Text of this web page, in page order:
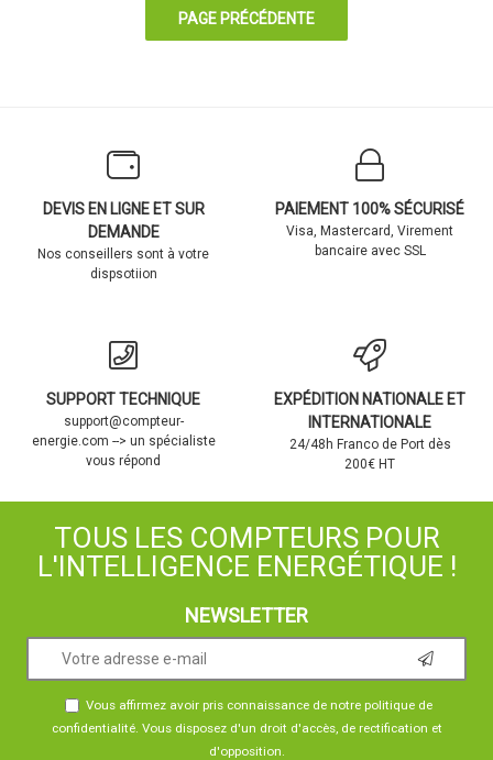
DEVIS EN LIGNE ET SUR
DEMANDE
Nos conseillers sont à votre
dispsotiion
PAIEMENT 100% SÉCURISÉ
Visa, Mastercard, Virement
bancaire avec SSL
SUPPORT TECHNIQUE
support@compteur-
energie.com --> un spécialiste
vous répond
EXPÉDITION NATIONALE ET
INTERNATIONALE
24/48h Franco de Port dès
200€ HT
TOUS LES COMPTEURS POUR
L'INTELLIGENCE ENERGÉTIQUE !
NEWSLETTER
Vous affirmez avoir pris connaissance de notre politique de
confidentialité. Vous disposez d'un droit d'accès, de rectification et
d'opposition.